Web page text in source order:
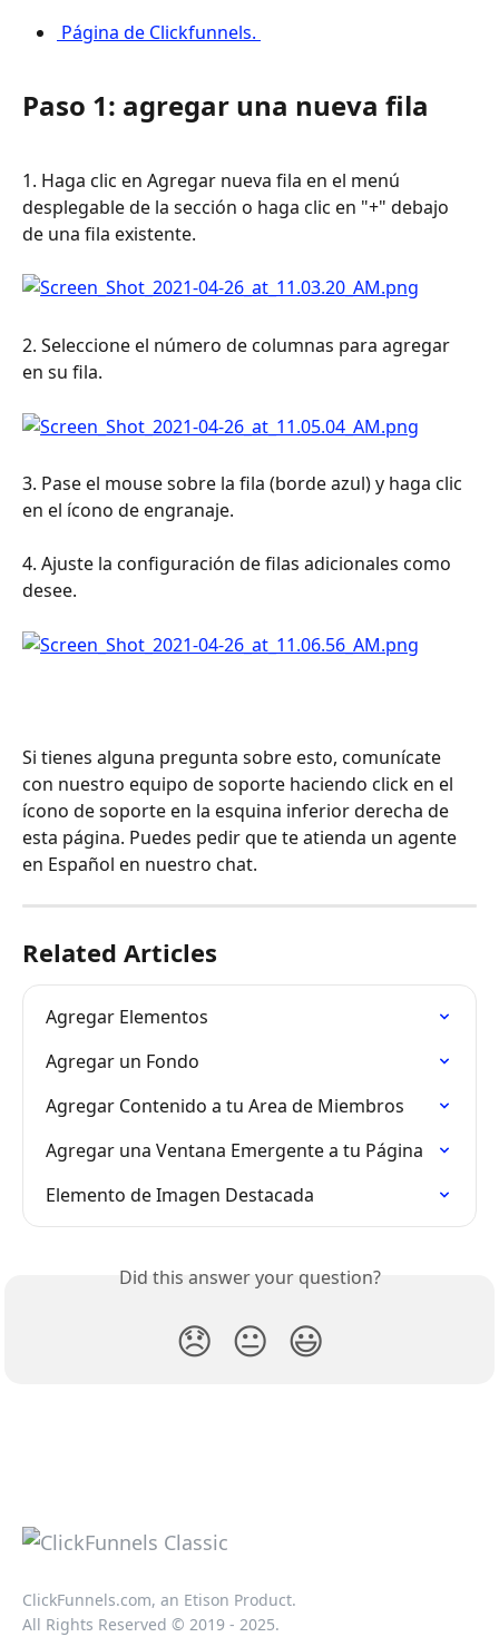
Página de Clickfunnels.
Paso 1: agregar una nueva fila
1. Haga clic en Agregar nueva fila en el menú
desplegable de la sección o haga clic en "+" debajo
de una fila existente.
2. Seleccione el número de columnas para agregar
en su fila.
3. Pase el mouse sobre la fila (borde azul) y haga clic
en el ícono de engranaje.
4. Ajuste la configuración de filas adicionales como
desee.
Si tienes alguna pregunta sobre esto, comunícate
con nuestro equipo de soporte haciendo click en el
ícono de soporte en la esquina inferior derecha de
esta página. Puedes pedir que te atienda un agente
en Español en nuestro chat.
Related Articles
Agregar Elementos
Agregar un Fondo
Agregar Contenido a tu Area de Miembros
Agregar una Ventana Emergente a tu Página
Elemento de Imagen Destacada
Did this answer your question?
😞 😐 😃
ClickFunnels.com, an Etison Product.
All Rights Reserved © 2019 - 2025.